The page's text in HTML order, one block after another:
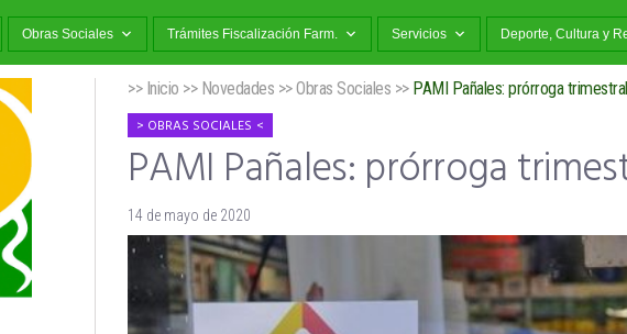
Obras Sociales Trámites Fiscalización Farm. Servicios Deporte, Cultura y
>> Inicio >> Novedades >>Obras Sociales >> PAMI Pañales: prórroga trimestral
OBRAS SOCIALES
PAMI Pañales: prórroga
14 de mayo de 2020